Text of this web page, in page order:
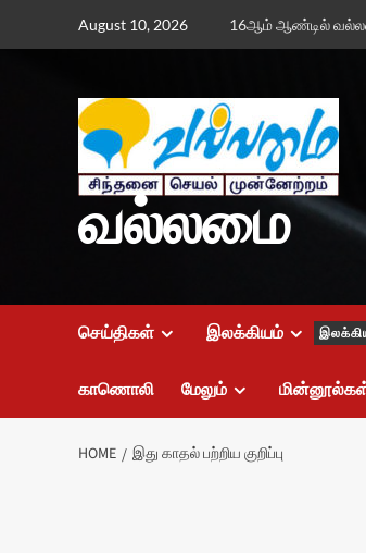
August 10, 2026 16ஆம் ஆண்டில்
வல்லமை
செய்திகள் இலக்கியம்
காணொலி மேலும்
HOME இது காதல் பற்றிய குறிப்பு